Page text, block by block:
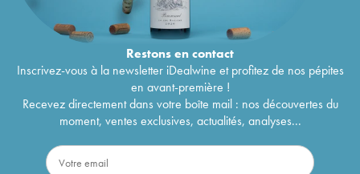
Restons encontact
Inscrivez-vous à la newsletter iDealwine et profitez de nos pépites
en avant-première !
Recevez directement dans votre boîte mail : nos découvertes du
moment, ventes exclusives, actualités, analyses...